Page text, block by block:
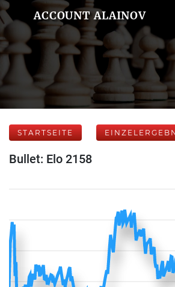
ACCOUNT ALAINOV
STARTSEITE
Bullet: Elo 2158